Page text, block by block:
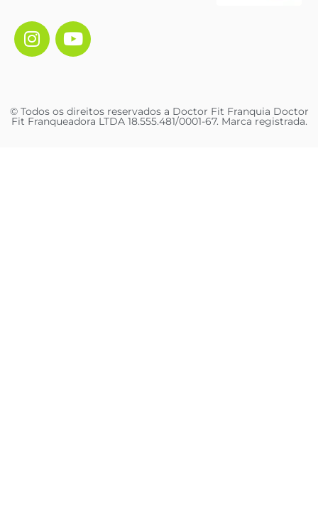
© Todos os direitos reservados a Doctor Fit Franquia Doctor
Fit Franqueadora LTDA 18.555.481/0001-67. Marca registrada.